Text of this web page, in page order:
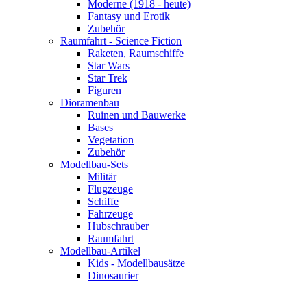
Moderne (1918 - heute)
Fantasy und Erotik
Zubehör
Raumfahrt - Science Fiction
Raketen, Raumschiffe
Star Wars
Star Trek
Figuren
Dioramenbau
Ruinen und Bauwerke
Bases
Vegetation
Zubehör
Modellbau-Sets
Militär
Flugzeuge
Schiffe
Fahrzeuge
Hubschrauber
Raumfahrt
Modellbau-Artikel
Kids - Modellbausätze
Dinosaurier